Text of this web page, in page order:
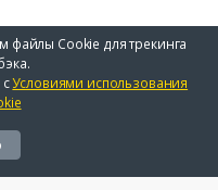
файлы Cookie для трекинга
сУсловиями использования